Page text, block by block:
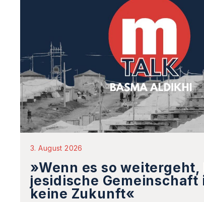
3. August 2026
»Wenn es so weitergeht,
jesidische Gemeinschaft
keine Zukunft«